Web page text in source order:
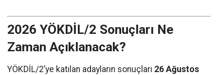
2026 YÖKDİL/2 Sonuçları Ne
Zaman Açıklanacak?
YÖKDİL/2’ye katılan adayların sonuçları 26 Ağustos